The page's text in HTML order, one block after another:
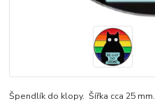
Špendlík do klopy. Šířka cca 25 mm.